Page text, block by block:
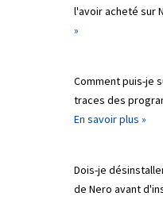
l'avoir acheté sur
»
Comment puis-je
traces des
En savoir plus »
Dois-je
de Nero avant